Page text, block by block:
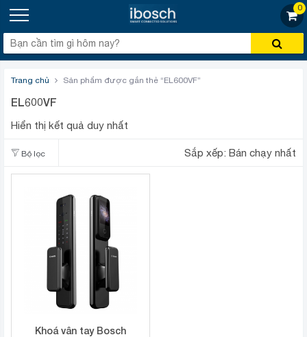
0
Trang chủ Sản phẩm được gắn thẻ “EL600VF”
EL600VF
Hiển thị kết quả duy nhất
Bộ lọc Sắp xếp: Bán chạy nhất
Khoá vân tay Bosch